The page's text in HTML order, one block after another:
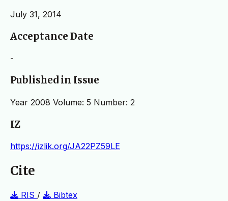
July 31, 2014
Acceptance Date
-
Published in Issue
Year 2008 Volume: 5 Number: 2
IZ
https://izlik.org/JA22PZ59LE
Cite
RIS /
Bibtex